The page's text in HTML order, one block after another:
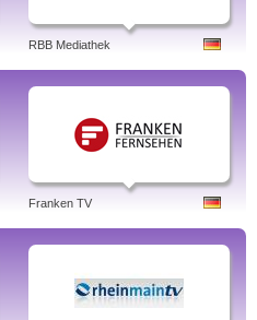
RBB Mediathek
Franken TV